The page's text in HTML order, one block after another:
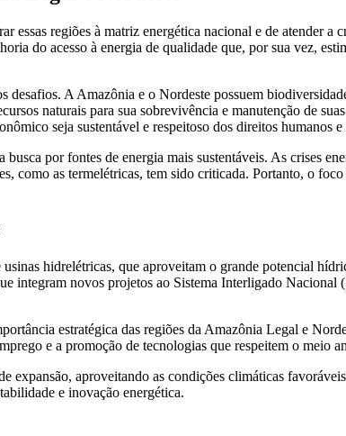
regiões à matriz energética nacional e de atender a
do acesso à energia de qualidade que, por sua vez,
A Amazônia e o Nordeste possuem
naturais para sua sobrevivência e manutenção de
seja sustentável e respeitoso dos direitos humanos
por fontes de energia mais sustentáveis. As crises
como as termelétricas, tem sido criticada. Portanto, o
hidrelétricas, que aproveitam o grande potencial
integram novos projetos ao Sistema Interligado
estratégica das regiões da Amazônia Legal e
e a promoção de tecnologias que respeitem o meio
aproveitando as condições climáticas
e inovação energética.